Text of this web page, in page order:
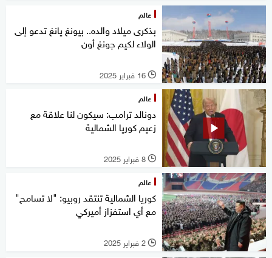
عالم
بذكرى ميلاد والده.. بيونغ يانغ تدعو إلى
الولاء لكيم جونغ أون
l 16 فبراير 2025
عالم
دونالد ترامب: سيكون لنا علاقة مع
زعيم كوريا الشمالية
l 8 فبراير 2025
عالم
كوريا الشمالية تنتقد روبيو: "لا تسامح"
مع أي استفزاز أميركي
l 2 فبراير 2025